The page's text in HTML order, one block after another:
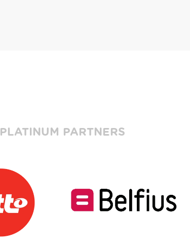
PLATINUM PARTNERS